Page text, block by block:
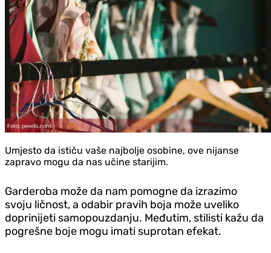
Umjesto da ističu vaše najbolje osobine, ove nijanse
zapravo mogu da nas učine starijim.
Garderoba može da nam pomogne da izrazimo
svoju ličnost, a odabir pravih boja može uveliko
doprinijeti samopouzdanju. Međutim, stilisti kažu da
pogrešne boje mogu imati suprotan efekat.